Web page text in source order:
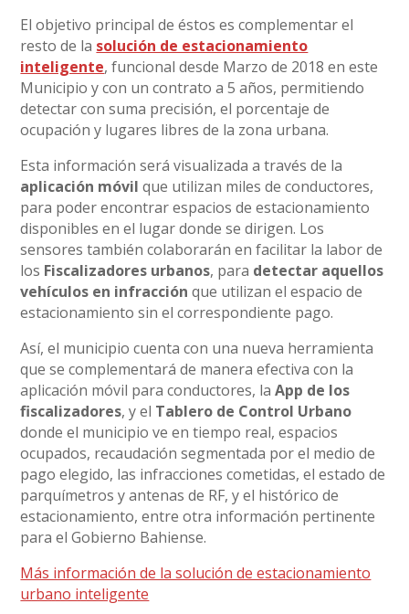
El objetivo principal de éstos es complementar el
resto de la solución de estacionamiento
inteligente, funcional desde Marzo de 2018 en este
Municipio y con un contrato a 5 años, permitiendo
detectar con suma precisión, el porcentaje de
ocupación y lugares libres de la zona urbana.
Esta información será visualizada a través de la
aplicación móvil que utilizan miles de conductores,
para poder encontrar espacios de estacionamiento
disponibles en el lugar donde se dirigen. Los
sensores también colaborarán en facilitar la labor de
los Fiscalizadores urbanos, para detectar aquellos
vehículos en infracción que utilizan el espacio de
estacionamiento sin el correspondiente pago.
Así, el municipio cuenta con una nueva herramienta
que se complementará de manera efectiva con la
aplicación móvil para conductores, laApp de los
fiscalizadores, y el Tablero de Control Urbano
donde el municipio ve en tiempo real, espacios
ocupados, recaudación segmentada por el medio de
pago elegido, las infracciones cometidas, el estado de
parquímetros y antenas de RF, y el histórico de
estacionamiento, entre otra información pertinente
para el Gobierno Bahiense.
Más información de la solución de estacionamiento
urbano inteligente